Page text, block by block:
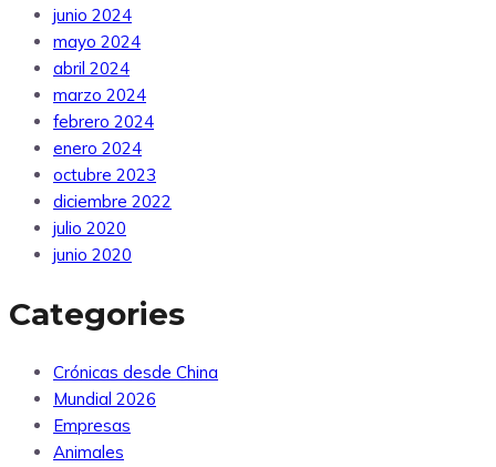
junio 2024
mayo 2024
abril 2024
marzo 2024
febrero 2024
enero 2024
octubre 2023
diciembre 2022
julio 2020
junio 2020
Categories
Crónicas desde China
Mundial 2026
Empresas
Animales